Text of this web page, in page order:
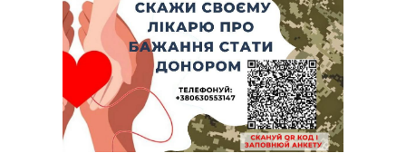
Не вистачає стажу для пенсії: як його докупити та що
потрібно знати
У Черкасах виявили низку недоліків у гуртожитку, де
проживають ВПО
07 СЕРПНЯ 2026, П'ЯТНИЦЯ
На Черкащині врятували рідкісного чорного грифа
(ФОТО)